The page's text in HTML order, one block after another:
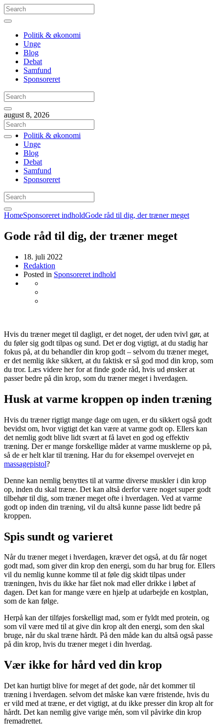
Politik & økonomi
Unge
Blog
Debat
Samfund
Sponsoreret
august 8, 2026
Politik & økonomi
Unge
Blog
Debat
Samfund
Sponsoreret
HomeSponsoreret indholdGode råd til dig, der træner meget
Gode råd til dig, der træner meget
18. juli 2022
Redaktion
Posted in Sponsoreret indhold
Hvis du træner meget til dagligt, er det noget, der uden tvivl gør, at
du føler sig godt tilpas og sund. Det er dog vigtigt, at du stadig har
fokus på, at du behandler din krop godt – selvom du træner meget,
er det nemlig ikke sikkert, at du faktisk er så god mod din krop, som
du tror. Læs videre her for at finde gode råd, hvis ud ønsker at
passer bedre på din krop, som du træner meget i hverdagen.
Husk at varme kroppen op inden træning
Hvis du træner rigtigt mange dage om ugen, er du sikkert også godt
bevidst om, hvor vigtigt det kan være at varme godt op. Ellers kan
det nemlig godt blive lidt svært at få lavet en god og effektiv
træning. Der er mange forskellige måder at varme musklerne op på,
så de er helt klar til træning. Har du for eksempel overvejet en
massagepistol?
Denne kan nemlig benyttes til at varme diverse muskler i din krop
op, inden du skal træne. Det kan altså derfor være noget super godt
tilbehør til dig, som træner meget ofte i hverdagen. Ved at varme
godt op inden din træning, vil du altså kunne passe lidt bedre på
kroppen.
Spis sundt og varieret
Når du træner meget i hverdagen, kræver det også, at du får noget
godt mad, som giver din krop den energi, som du har brug for. Ellers
vil du nemlig kunne komme til at føle dig skidt tilpas under
træningen, hvis du ikke har fået nok mad eller drikke i løbet af
dagen. Det kan for mange være en hjælp at udarbejde en kostplan,
som de kan følge.
Herpå kan der tilføjes forskelligt mad, som er fyldt med protein, og
som vil være med til at give din krop alt den energi, som den skal
bruge, når du skal træne hårdt. På den måde kan du altså også passe
på din krop, hvis du træner meget i din hverdag.
Vær ikke for hård ved din krop
Det kan hurtigt blive for meget af det gode, når det kommer til
træning i hverdagen. selvom det måske kan være fristende, hvis du
er vild med at træne, er det vigtigt, at du ikke presser din krop alt for
hårdt. Det kan nemlig give varige mén, som vil påvirke din krop
fremadrettet.